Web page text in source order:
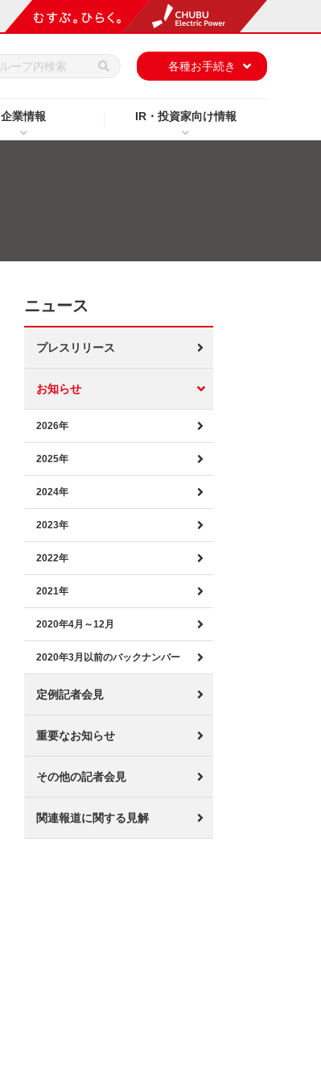
企業情報 IR・投資家向け情報
各種お手続き
ニュース
プレスリリース
お知らせ
2026年
2025年
2024年
2023年
2022年
2021年
2020年4月～12月
2020年3月以前のバックナンバー
定例記者会見
重要なお知らせ
その他の記者会見
関連報道に関する見解